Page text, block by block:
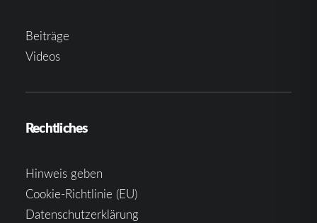
Beiträge
Videos
Rechtliches
Hinweis geben
Cookie-Richtlinie (EU)
Datenschutzerklärung